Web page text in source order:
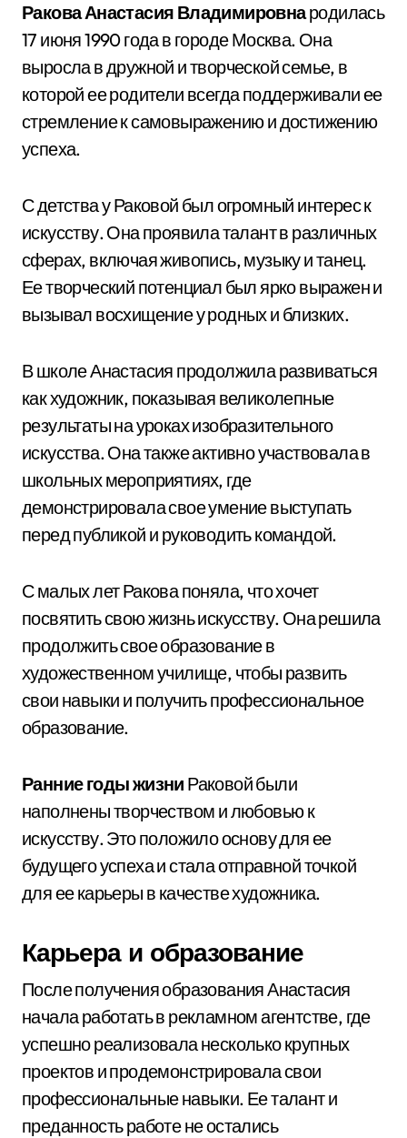
Ракова Анастасия Владимировнародилась
17 июня 1990 года в городе Москва. Она
выросла в дружной и творческой семье, в
которой ее родители всегда поддерживали ее
стремление к самовыражению и достижению
успеха.
С детства у Раковой был огромный интерес к
искусству. Она проявила талант в различных
сферах, включая живопись, музыку и танец.
Ее творческий потенциал был ярко выражен и
вызывал восхищение у родных и близких.
В школе Анастасия продолжила развиваться
как художник, показывая великолепные
результаты на уроках изобразительного
искусства. Она также активно участвовала в
школьных мероприятиях, где
демонстрировала свое умение выступать
перед публикой и руководить командой.
С малых лет Ракова поняла, что хочет
посвятить свою жизнь искусству. Она решила
продолжить свое образование в
художественном училище, чтобы развить
свои навыки и получить профессиональное
образование.
Ранние годы жизни Раковой были
наполнены творчеством и любовью к
искусству. Это положило основу для ее
будущего успеха и стала отправной точкой
для ее карьеры в качестве художника.
Карьера и образование
После получения образования Анастасия
начала работать в рекламном агентстве, где
успешно реализовала несколько крупных
проектов и продемонстрировала свои
профессиональные навыки. Ее талант и
преданность работе не остались